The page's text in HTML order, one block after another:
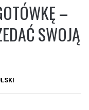
–
SWOJĄ